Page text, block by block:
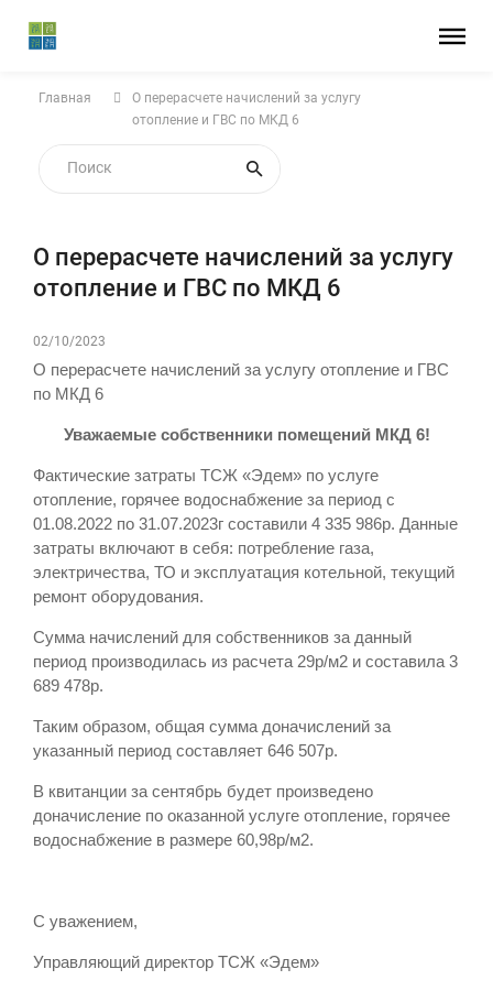
Главная
О перерасчете начислений за услугу
отопление и ГВС по МКД 6
О перерасчете начислений за услугу
отопление и ГВС по МКД 6
02/10/2023
О перерасчете начислений за услугу отопление и ГВС
по МКД 6
Уважаемые собственники помещений МКД 6!
Фактические затраты ТСЖ «Эдем» по услуге
отопление, горячее водоснабжение за период с
01.08.2022 по 31.07.2023г составили 4 335 986р. Данные
затраты включают в себя: потребление газа,
электричества, ТО и эксплуатация котельной, текущий
ремонт оборудования.
Сумма начислений для собственников за данный
период производилась из расчета 29р/м2 и составила 3
689 478р.
Таким образом, общая сумма доначислений за
указанный период составляет 646 507р.
В квитанции за сентябрь будет произведено
доначисление по оказанной услуге отопление, горячее
водоснабжение в размере 60,98р/м2.
С уважением,
Управляющий директор ТСЖ «Эдем»